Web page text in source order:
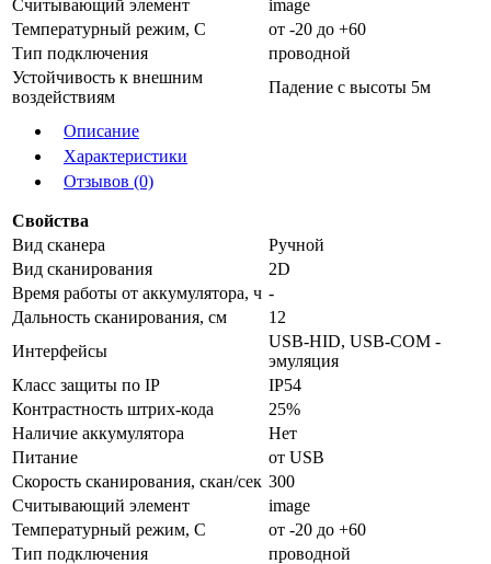
Считывающий элемент
image
Температурный режим, С
от -20 до +60
Тип подключения
проводной
Устойчивость к внешним
воздействиям
Падение с высоты 5м
Описание
Характеристики
Отзывов (0)
Свойства
Вид сканера
Ручной
Вид сканирования
2D
Время работы от аккумулятора, ч -
Дальность сканирования, см
12
Интерфейсы
USB-HID, USB-COM -
эмуляция
Класс защиты по IP
IP54
Контрастность штрих-кода
25%
Наличие аккумулятора
Нет
Питание
от USB
Скорость сканирования, скан/сек 300
Считывающий элемент
image
Температурный режим, С
от -20 до +60
Тип подключения
проводной